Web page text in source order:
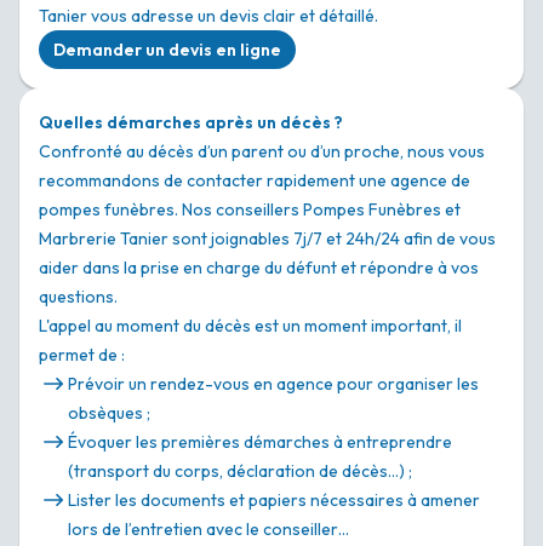
Tanier vous adresse un devis clair et détaillé.
Demander un devis en ligne
Quelles démarches après un décès ?
Confronté au décès d’un parent ou d’un proche, nous vous
recommandons de contacter rapidement une agence de
pompes funèbres. Nos conseillers Pompes Funèbres et
Marbrerie Tanier sont joignables 7j/7 et 24h/24 afin de vous
aider dans la prise en charge du défunt et répondre à vos
questions.
L'appel au moment du décès est un moment important, il
permet de :
Prévoir un rendez-vous en agence pour organiser les
obsèques ;
Évoquer les premières démarches à entreprendre
(transport du corps, déclaration de décès…) ;
Lister les documents et papiers nécessaires à amener
lors de l’entretien avec le conseiller…